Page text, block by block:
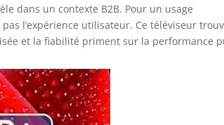
dans un contexte B2B. Pour un usage
l’expérience utilisateur. Ce téléviseur
et la fiabilité priment sur la performance